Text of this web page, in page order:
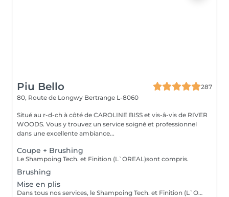
Piu Bello
287
80, Route de Longwy Bertrange L-8060
Situé au r-d-ch à côté de CAROLINE BISS et vis-â-vis de RIVER
WOODS. Vous y trouvez un service soigné et professionnel
dans une excellente ambiance...
Coupe + Brushing
Le Shampoing Tech. et Finition (L`OREAL)sont compris.
Brushing
Mise en plis
Dans tous nos services, le Shampoing Tech. et Finition (L`OREAL)sont compris.